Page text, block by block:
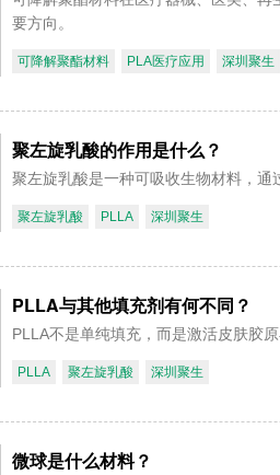
要方向。
可降解聚酯材料 PLA医疗应用 深圳聚生
聚左旋乳酸的作用是什么？
聚左旋乳酸是一种可吸收生物材料，
聚左旋乳酸 PLLA 深圳聚生
PLLA与其他填充剂有何不同？
PLLA不是单纯填充，而是激活皮肤胶
PLLA 聚左旋乳酸 深圳聚生
微球是什么材料？